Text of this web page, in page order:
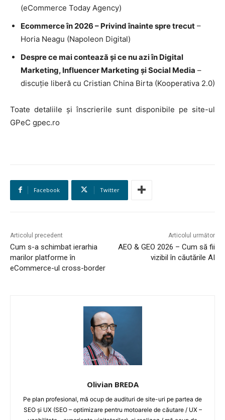
(eCommerce Today Agency)
Ecommerce în 2026 – Privind înainte spre trecut –
Horia Neagu (Napoleon Digital)
Despre ce mai contează și ce nu azi în Digital
Marketing, Influencer Marketing și Social Media –
discuție liberă cu Cristian China Birta (Kooperativa 2.0)
Toate detaliile și înscrierile sunt disponibile pe site-ul
GPeC gpec.ro
Facebook Twitter
Articolul precedent
Cum s-a schimbat ierarhia
marilor platforme în
eCommerce-ul cross-border
Articolul următor
AEO & GEO 2026 – Cum să fii
vizibil în căutările AI
Olivian BREDA
Pe plan profesional, mă ocup de audituri de site-uri pe partea de
SEO și UX (SEO – optimizare pentru motoarele de căutare / UX –